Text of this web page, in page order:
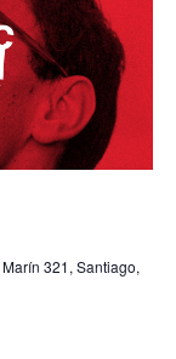
Marín 321, Santiago,